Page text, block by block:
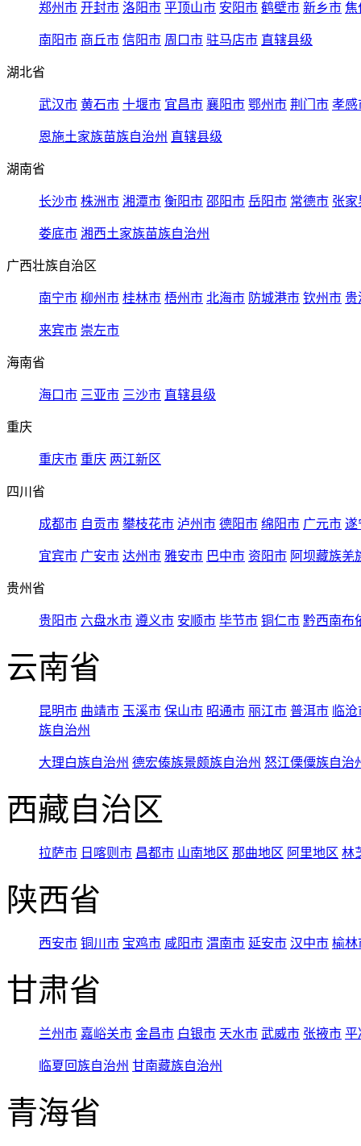
郑州市 开封市 洛阳市 平顶山市 安阳市 鹤壁市 新乡市 焦
南阳市 商丘市 信阳市 周口市 驻马店市 直辖县级
湖北省
武汉市 黄石市 十堰市 宜昌市 襄阳市 鄂州市 荆门市 孝感
恩施土家族苗族自治州 直辖县级
湖南省
长沙市 株洲市 湘潭市 衡阳市 邵阳市 岳阳市 常德市 张家
娄底市 湘西土家族苗族自治州
广西壮族自治区
南宁市 柳州市 桂林市 梧州市 北海市 防城港市 钦州市 贵
来宾市 崇左市
海南省
海口市 三亚市 三沙市 直辖县级
重庆
重庆市 重庆 两江新区
四川省
成都市 自贡市 攀枝花市 泸州市 德阳市 绵阳市 广元市 遂
宜宾市 广安市 达州市 雅安市 巴中市 资阳市 阿坝藏族羌
贵州省
贵阳市 六盘水市 遵义市 安顺市 毕节市 铜仁市 黔西南布
云南省
昆明市 曲靖市 玉溪市 保山市 昭通市 丽江市 普洱市 临
族自治州
大理白族自治州 德宏傣族景颇族自治州 怒江傈僳族自治
西藏自治区
拉萨市 日喀则市 昌都市 山南地区 那曲地区 阿里地区 林
陕西省
西安市 铜川市 宝鸡市 咸阳市 渭南市 延安市 汉中市 榆林
甘肃省
兰州市 嘉峪关市 金昌市 白银市 天水市 武威市 张掖市 平
临夏回族自治州 甘南藏族自治州
青海省